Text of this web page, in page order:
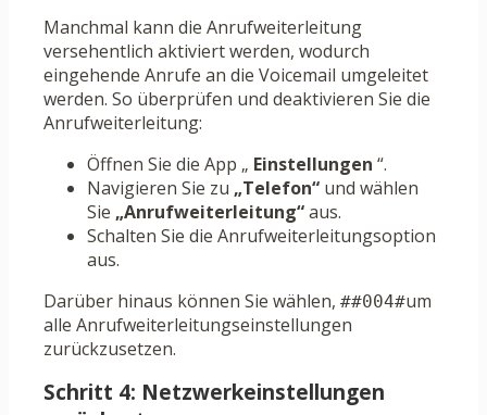
Manchmal kann die Anrufweiterleitung
versehentlich aktiviert werden, wodurch
eingehende Anrufe an die Voicemail umgeleitet
werden. So überprüfen und deaktivieren Sie die
Anrufweiterleitung:
Öffnen Sie die App „ Einstellungen “.
Navigieren Sie zu „Telefon“ und wählen
Sie „Anrufweiterleitung“aus.
Schalten Sie die Anrufweiterleitungsoption
aus.
Darüber hinaus können Sie wählen, ##004#um
alle Anrufweiterleitungseinstellungen
zurückzusetzen.
Schritt 4: Netzwerkeinstellungen